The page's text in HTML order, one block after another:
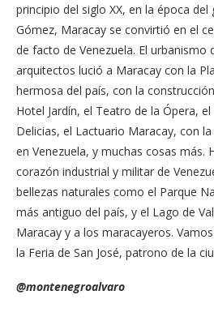
principio del siglo XX, en la época del
Gómez, Maracay se convirtió en el
de facto de Venezuela. El
arquitectos lució a Maracay con la
hermosa del país, con la
Hotel Jardín, el Teatro de la Ópera,
Delicias, el Lactuario Maracay, con
en Venezuela, y muchas cosas más.
corazón industrial y militar de
bellezas naturales como el Parque
más antiguo del país, y el Lago de
Maracay y a los maracayeros.
la Feria de San José, patrono de la
@montenegroalvaro